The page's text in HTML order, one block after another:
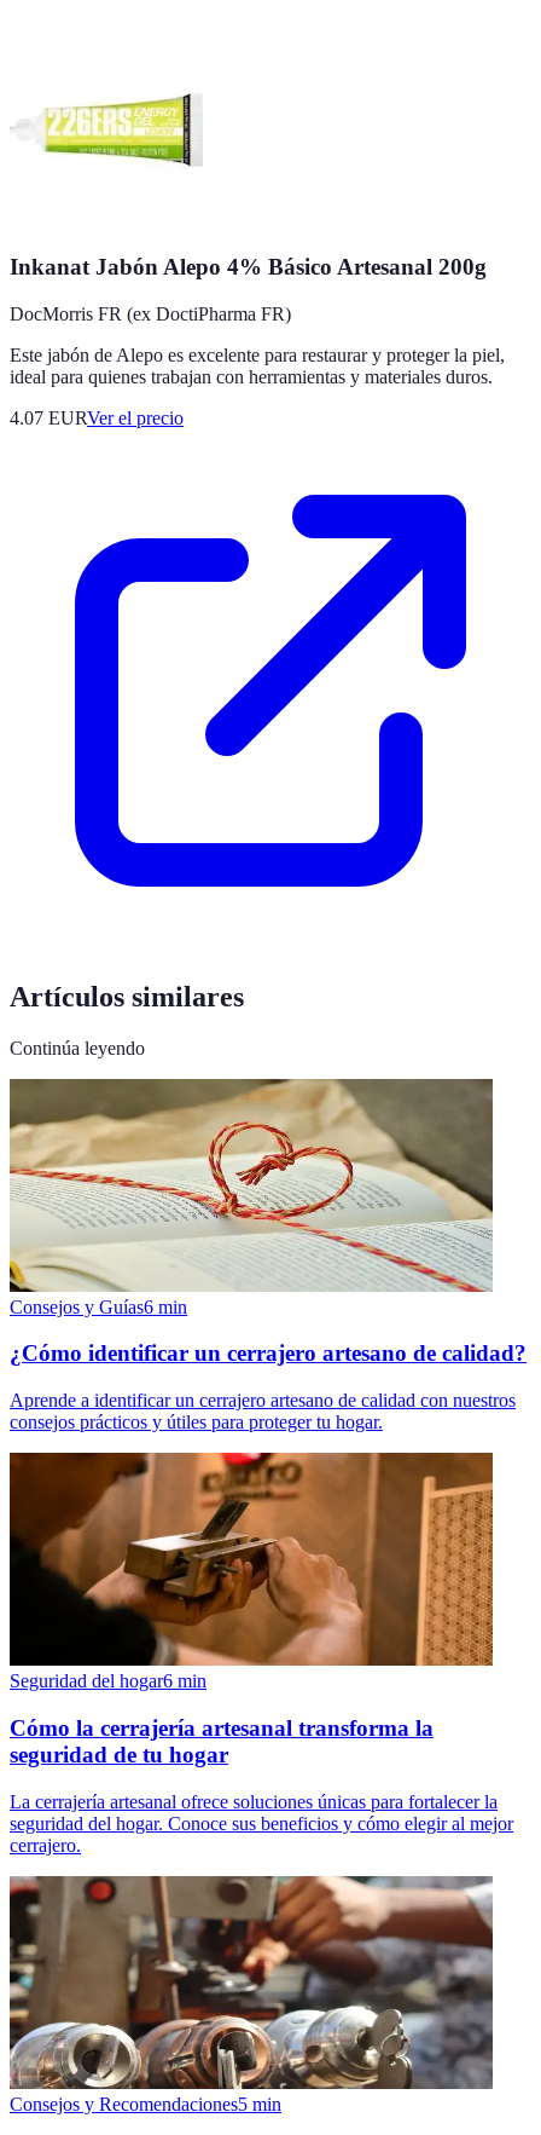
Inkanat Jabón Alepo 4% Básico Artesanal 200g
DocMorris FR (ex DoctiPharma FR)
Este jabón de Alepo es excelente para restaurar y proteger la piel,
ideal para quienes trabajan con herramientas y materiales duros.
4.07 EURVer el precio
Artículos similares
Continúa leyendo
Consejos y Guías6 min
¿Cómo identificar un cerrajero artesano de calidad?
Aprende a identificar un cerrajero artesano de calidad con nuestros
consejos prácticos y útiles para proteger tu hogar.
Seguridad del hogar6 min
Cómo la cerrajería artesanal transforma la
seguridad de tu hogar
La cerrajería artesanal ofrece soluciones únicas para fortalecer la
seguridad del hogar. Conoce sus beneficios y cómo elegir al mejor
cerrajero.
Consejos y Recomendaciones5 min